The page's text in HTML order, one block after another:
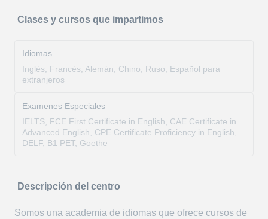
Clases y cursos que impartimos
Idiomas
Inglés, Francés, Alemán, Chino, Ruso, Español para
extranjeros
Examenes Especiales
IELTS, FCE First Certificate in English, CAE Certificate in
Advanced English, CPE Certificate Proficiency in English,
DELF, B1 PET, Goethe
Descripción del centro
Somos una academia de idiomas que ofrece cursos de